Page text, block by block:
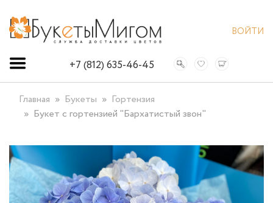
ВОЙТИ
+7 (812) 635-46-45
Главная Букеты
Гортензия
Букет с гортензией "Бархатистый звон"